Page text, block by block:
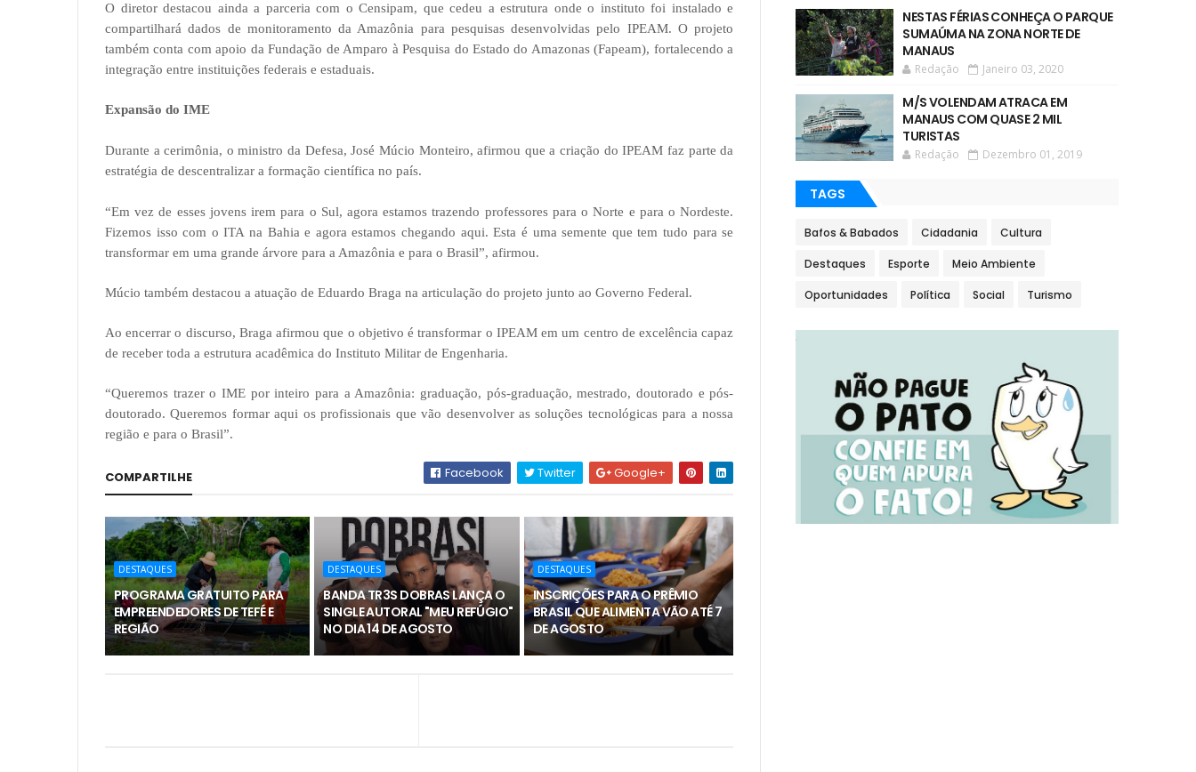
O diretor destacou ainda a parceria com o Censipam, que cedeu a estrutura onde o instituto foi instalado e
compartilhará dados de monitoramento da Amazônia para pesquisas desenvolvidas pelo IPEAM. O projeto
também conta com apoio da Fundação de Amparo à Pesquisa do Estado do Amazonas (Fapeam), fortalecendo a
integração entre instituições federais e estaduais.
Expansão do IME
Durante a cerimônia, o ministro da Defesa, José Múcio Monteiro, afirmou que a criação do IPEAM faz parte da
estratégia de descentralizar a formação científica no país.
“Em vez de esses jovens irem para o Sul, agora estamos trazendo professores para o Norte e para o Nordeste.
Fizemos isso com o ITA na Bahia e agora estamos chegando aqui. Esta é uma semente que tem tudo para se
transformar em uma grande árvore para a Amazônia e para o Brasil”, afirmou.
Múcio também destacou a atuação de Eduardo Braga na articulação do projeto junto ao Governo Federal.
Ao encerrar o discurso, Braga afirmou que o objetivo é transformar o IPEAM em um centro de excelência capaz
de receber toda a estrutura acadêmica do Instituto Militar de Engenharia.
“Queremos trazer o IME por inteiro para a Amazônia: graduação, pós-graduação, mestrado, doutorado e pós-
doutorado. Queremos formar aqui os profissionais que vão desenvolver as soluções tecnológicas para a nossa
região e para o Brasil”.
COMPARTILHE Facebook Twitter Google+
DESTAQUES
PROGRAMA GRATUITO PARA
EMPREENDEDORES DE TEFÉ E
REGIÃO
DESTAQUES
BANDA TR3S DOBRAS LANÇA O
SINGLE AUTORAL "MEU REFÚGIO"
NO DIA 14 DE AGOSTO
DESTAQUES
INSCRIÇÕES PARA O PRÊMIO
BRASIL QUE ALIMENTA VÃO ATÉ 7
DE AGOSTO
NESTAS FÉRIAS CONHEÇA O PARQUE
SUMAÚMA NA ZONA NORTE DE
MANAUS
Redação Janeiro 03, 2020
M/S VOLENDAM ATRACA EM
MANAUS COM QUASE 2 MIL
TURISTAS
Redação Dezembro 01, 2019
TAGS
Bafos & Babados Cidadania Cultura
Destaques Esporte Meio Ambiente
Oportunidades Política Social Turismo